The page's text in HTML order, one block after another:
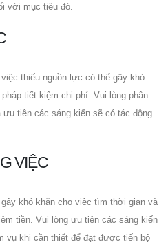
với mục tiêu đó.
thiếu nguồn lực có thể gây khó
tiết kiệm chi phí. Vui lòng phân
tiên các sáng kiến ​​sẽ có tác động
VIỆC
khó khăn cho việc tìm thời gian và
tiền. Vui lòng ưu tiên các sáng kiến
vụ khi cần thiết để đạt được tiến bộ